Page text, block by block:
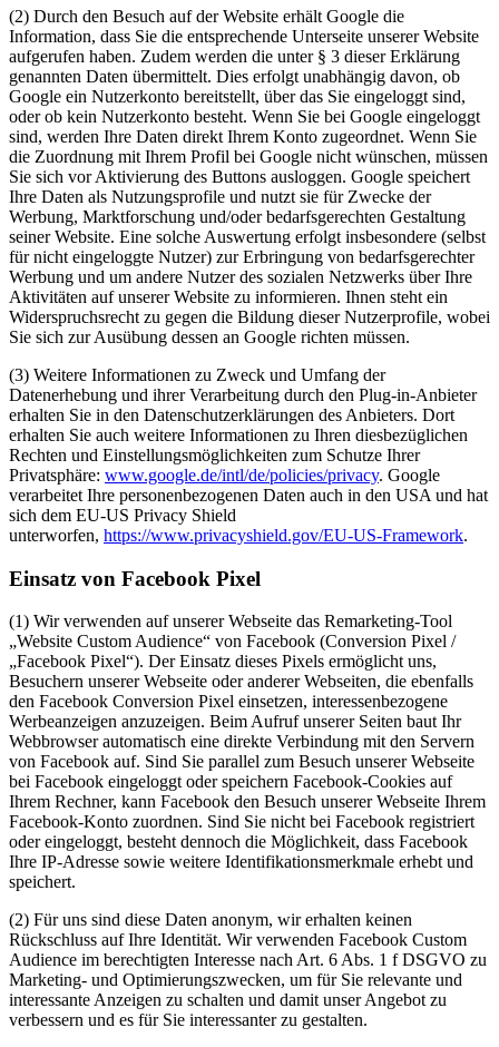
(2) Durch den Besuch auf der Website erhält Google die
Information, dass Sie die entsprechende Unterseite unserer Website
aufgerufen haben. Zudem werden die unter § 3 dieser Erklärung
genannten Daten übermittelt. Dies erfolgt unabhängig davon, ob
Google ein Nutzerkonto bereitstellt, über das Sie eingeloggt sind,
oder ob kein Nutzerkonto besteht. Wenn Sie bei Google eingeloggt
sind, werden Ihre Daten direkt Ihrem Konto zugeordnet. Wenn Sie
die Zuordnung mit Ihrem Profil bei Google nicht wünschen, müssen
Sie sich vor Aktivierung des Buttons ausloggen. Google speichert
Ihre Daten als Nutzungsprofile und nutzt sie für Zwecke der
Werbung, Marktforschung und/oder bedarfsgerechten Gestaltung
seiner Website. Eine solche Auswertung erfolgt insbesondere (selbst
für nicht eingeloggte Nutzer) zur Erbringung von bedarfsgerechter
Werbung und um andere Nutzer des sozialen Netzwerks über Ihre
Aktivitäten auf unserer Website zu informieren. Ihnen steht ein
Widerspruchsrecht zu gegen die Bildung dieser Nutzerprofile, wobei
Sie sich zur Ausübung dessen an Google richten müssen.
(3) Weitere Informationen zu Zweck und Umfang der
Datenerhebung und ihrer Verarbeitung durch den Plug-in-Anbieter
erhalten Sie in den Datenschutzerklärungen des Anbieters. Dort
erhalten Sie auch weitere Informationen zu Ihren diesbezüglichen
Rechten und Einstellungsmöglichkeiten zum Schutze Ihrer
Privatsphäre: www.google.de/intl/de/policies/privacy. Google
verarbeitet Ihre personenbezogenen Daten auch in den USA und hat
sich dem EU-US Privacy Shield
unterworfen, https://www.privacyshield.gov/EU-US-Framework.
Einsatz von Facebook Pixel
(1) Wir verwenden auf unserer Webseite das Remarketing-Tool
„Website Custom Audience“ von Facebook (Conversion Pixel /
„Facebook Pixel“). Der Einsatz dieses Pixels ermöglicht uns,
Besuchern unserer Webseite oder anderer Webseiten, die ebenfalls
den Facebook Conversion Pixel einsetzen, interessenbezogene
Werbeanzeigen anzuzeigen. Beim Aufruf unserer Seiten baut Ihr
Webbrowser automatisch eine direkte Verbindung mit den Servern
von Facebook auf. Sind Sie parallel zum Besuch unserer Webseite
bei Facebook eingeloggt oder speichern Facebook-Cookies auf
Ihrem Rechner, kann Facebook den Besuch unserer Webseite Ihrem
Facebook-Konto zuordnen. Sind Sie nicht bei Facebook registriert
oder eingeloggt, besteht dennoch die Möglichkeit, dass Facebook
Ihre IP-Adresse sowie weitere Identifikationsmerkmale erhebt und
speichert.
(2) Für uns sind diese Daten anonym, wir erhalten keinen
Rückschluss auf Ihre Identität. Wir verwenden Facebook Custom
Audience im berechtigten Interesse nach Art. 6 Abs. 1 f DSGVO zu
Marketing- und Optimierungszwecken, um für Sie relevante und
interessante Anzeigen zu schalten und damit unser Angebot zu
verbessern und es für Sie interessanter zu gestalten.